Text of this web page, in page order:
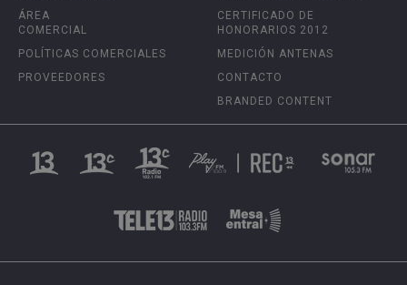
ÁREA
COMERCIAL
POLÍTICAS COMERCIALES
PROVEEDORES
CERTIFICADO DE
HONORARIOS 2012
MEDICIÓN ANTENAS
CONTACTO
BRANDED CONTENT